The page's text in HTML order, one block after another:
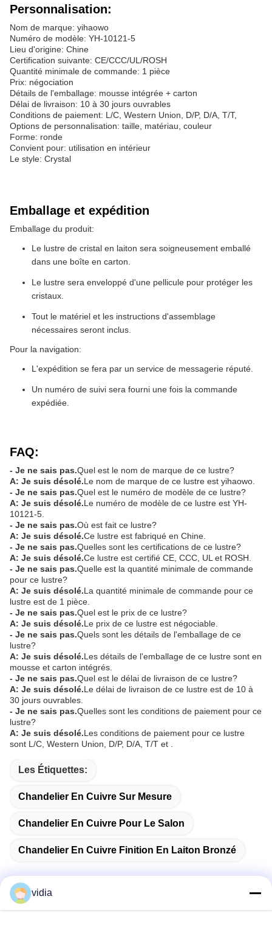
Personnalisation:
Nom de marque: yihaowo
Numéro de modèle: YH-10121-5
Lieu d'origine: Chine
Certification suivante: CE/CCC/UL/ROSH
Quantité minimale de commande: 1 pièce
Prix: négociation
Détails de l'emballage: mousse intégrée + carton
Délai de livraison: 10 à 30 jours ouvrables
Conditions de paiement: L/C, Western Union, D/P, D/A, T/T,
Options de personnalisation: taille, matériau, couleur
Forme: ronde
Convient pour: utilisation en intérieur
Le style: Crystal
Emballage et expédition
Emballage du produit:
Le lustre de cristal en laiton sera soigneusement emballé
dans une boîte en carton.
Le lustre sera enveloppé d'une pellicule pour protéger les
cristaux.
Tout le matériel et les instructions d'assemblage
nécessaires seront inclus.
Pour la navigation:
L'expédition se fera par un service de messagerie réputé.
Un numéro de suivi sera fourni une fois la commande
expédiée.
FAQ:
- Je ne sais pas.Quel est le nom de marque de ce lustre?
A: Je suis désolé.Le nom de marque de ce lustre est yihaowo.
- Je ne sais pas.Quel est le numéro de modèle de ce lustre?
A: Je suis désolé.Le numéro de modèle de ce lustre est YH-
10121-5.
- Je ne sais pas.Où est fait ce lustre?
A: Je suis désolé.Ce lustre est fabriqué en Chine.
- Je ne sais pas.Quelles sont les certifications de ce lustre?
A: Je suis désolé.Ce lustre est certifié CE, CCC, UL et ROSH.
- Je ne sais pas.Quelle est la quantité minimale de commande
pour ce lustre?
A: Je suis désolé.La quantité minimale de commande pour ce
lustre est de 1 pièce.
- Je ne sais pas.Quel est le prix de ce lustre?
A: Je suis désolé.Le prix de ce lustre est négociable.
- Je ne sais pas.Quels sont les détails de l'emballage de ce
lustre?
A: Je suis désolé.Les détails de l'emballage de ce lustre sont en
mousse et carton intégrés.
- Je ne sais pas.Quel est le délai de livraison de ce lustre?
A: Je suis désolé.Le délai de livraison de ce lustre est de 10 à
30 jours ouvrables.
- Je ne sais pas.Quelles sont les conditions de paiement pour ce
lustre?
A: Je suis désolé.Les conditions de paiement pour ce lustre
sont L/C, Western Union, D/P, D/A, T/T et .
Les Étiquettes:
Chandelier En Cuivre Sur Mesure
Chandelier En Cuivre Pour Le Salon
Chandelier En Cuivre Finition En Laiton Bronzé
vidia